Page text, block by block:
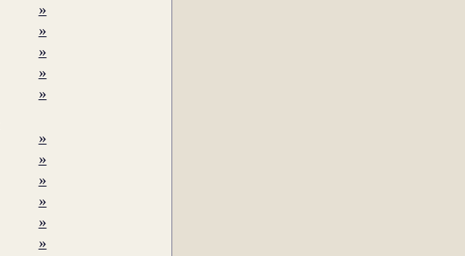
»
»
»
»
»
»
»
»
»
»
»